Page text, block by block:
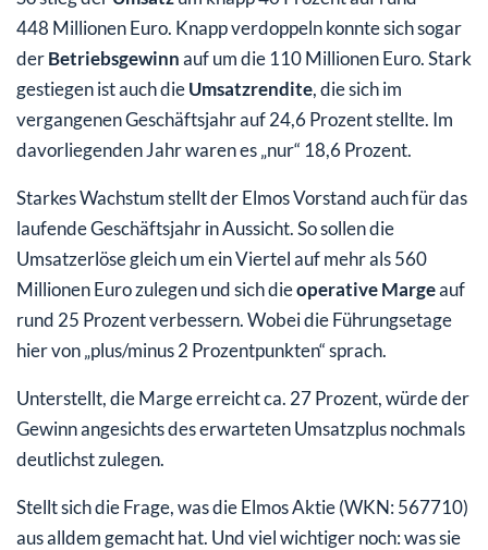
448 Millionen Euro. Knapp verdoppeln konnte sich sogar
derBetriebsgewinnauf um die 110 Millionen Euro. Stark
gestiegen ist auch dieUmsatzrendite, die sich im
vergangenen Geschäftsjahr auf 24,6 Prozent stellte. Im
davorliegenden Jahr waren es „nur“ 18,6 Prozent.
Starkes Wachstum stellt der Elmos Vorstand auch für das
laufende Geschäftsjahr in Aussicht. So sollen die
Umsatzerlöse gleich um ein Viertel auf mehr als 560
Millionen Euro zulegen und sich dieoperative Margeauf
rund 25 Prozent verbessern. Wobei die Führungsetage
hier von „plus/minus 2 Prozentpunkten“ sprach.
Unterstellt, die Marge erreicht ca. 27 Prozent, würde der
Gewinn angesichts des erwarteten Umsatzplus nochmals
deutlichst zulegen.
Stellt sich die Frage, was die Elmos Aktie (WKN: 567710)
aus alldem gemacht hat. Und viel wichtiger noch: was sie